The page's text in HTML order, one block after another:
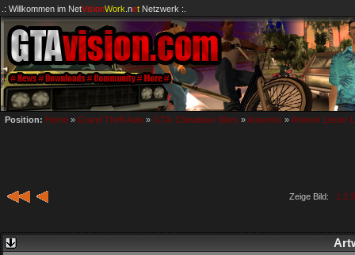
.: Willkommen im NetVisionWork .netNetzwerk :.
Position: Home » Grand Theft Auto » GTA: Chinatown Wars »Artworks »Artwork Lester
Zeige Bild: 1 2 3